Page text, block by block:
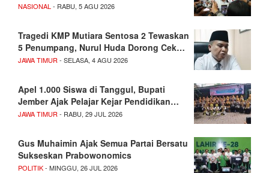
NASIONAL - RABU, 5 AGU 2026
Tragedi KMP Mutiara Sentosa 2 Tewaskan
5 Penumpang, Nurul Huda Dorong Cek…
JAWA TIMUR - SELASA, 4 AGU 2026
Apel 1.000 Siswa di Tanggul, Bupati
Jember Ajak Pelajar Kejar Pendidikan…
JAWA TIMUR - RABU, 29 JUL 2026
Gus Muhaimin Ajak Semua Partai Bersatu
Sukseskan Prabowonomics
POLITIK- MINGGU, 26 JUL 2026